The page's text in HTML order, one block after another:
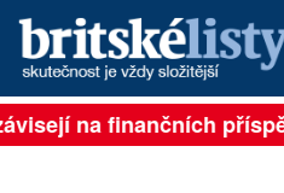
PŘIHLÁSIT
na finančních